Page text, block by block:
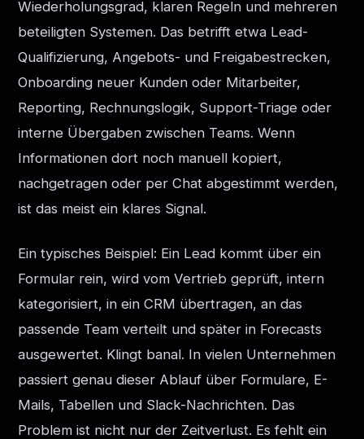
Wiederholungsgrad, klaren Regeln und mehreren
beteiligten Systemen. Das betrifft etwa Lead-
Qualifizierung, Angebots- und Freigabestrecken,
Onboarding neuer Kunden oder Mitarbeiter,
Reporting, Rechnungslogik, Support-Triage oder
interne Übergaben zwischen Teams. Wenn
Informationen dort noch manuell kopiert,
nachgetragen oder per Chat abgestimmt werden,
ist das meist ein klares Signal.
Ein typisches Beispiel: Ein Lead kommt über ein
Formular rein, wird vom Vertrieb geprüft, intern
kategorisiert, in ein CRM übertragen, an das
passende Team verteilt und später in Forecasts
ausgewertet. Klingt banal. In vielen Unternehmen
passiert genau dieser Ablauf über Formulare, E-
Mails, Tabellen und Slack-Nachrichten. Das
Problem ist nicht nur der Zeitverlust. Es fehlt ein